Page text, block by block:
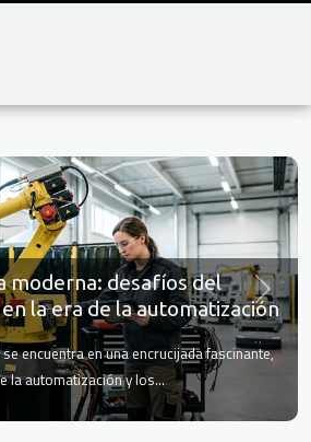
moderna: desafíos del
la era de la automatización
encuentra en una encrucijada fascinante,
la automatización y los...
Next